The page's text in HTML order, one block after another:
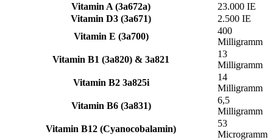
Vitamin A (3a672a)
23.000 IE
Vitamin D3 (3a671)
2.500 IE
Vitamin E (3a700)
400
Milligramm
Vitamin B1 (3a820) & 3a821
13
Milligramm
Vitamin B2 3a825i
14
Milligramm
Vitamin B6 (3a831)
6,5
Milligramm
Vitamin B12 (Cyanocobalamin)
53
Microgramm